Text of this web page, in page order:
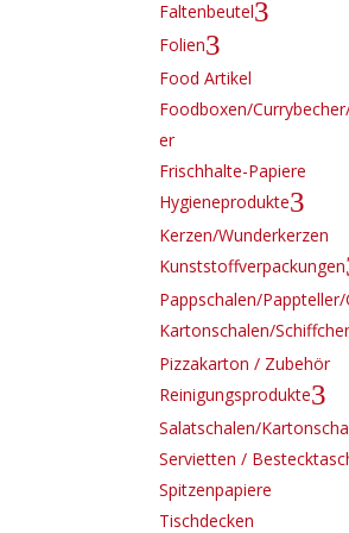
Faltenbeutel3
Folien3
Food Artikel
Foodboxen/
er
Frischhalte-Papiere
Hygieneprodukte3
Kerzen/Wunderkerzen
Kunststoffverpackungen
Pappschalen/Pappteller/
Kartonschalen/
Pizzakarton / Zubehör
Reinigungsprodukte3
Salatschalen/
Servietten /
Spitzenpapiere
Tischdecken